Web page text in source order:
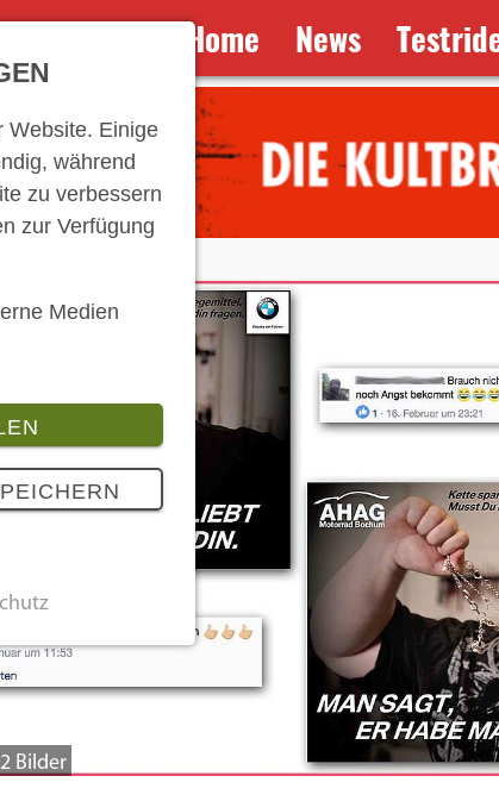
Home News
Bilder
Website. Einige
während
zu verbessern
zur Verfügung
Medien
sind für die